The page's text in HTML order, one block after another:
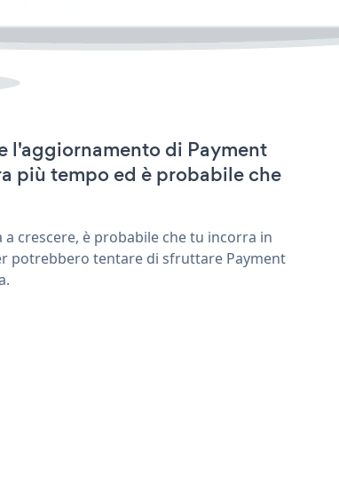
l'aggiornamento di Payment
più tempo ed è probabile che
crescere, è probabile che tu incorra in
potrebbero tentare di sfruttare Payment